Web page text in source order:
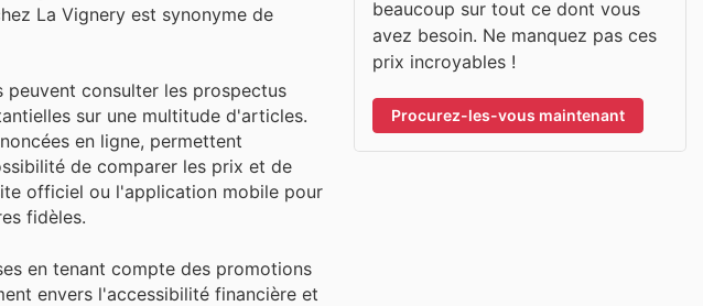
La Vignery est synonyme de
peuvent consulter les prospectus
sur une multitude d'articles.
en ligne, permettent
de comparer les prix et de
officiel ou l'application mobile pour
fidèles.
en tenant compte des promotions
envers l'accessibilité financière et
beaucoup sur tout ce dont vous
avez besoin. Ne manquez pas ces
prix incroyables !
Procurez-les-vous maintenant